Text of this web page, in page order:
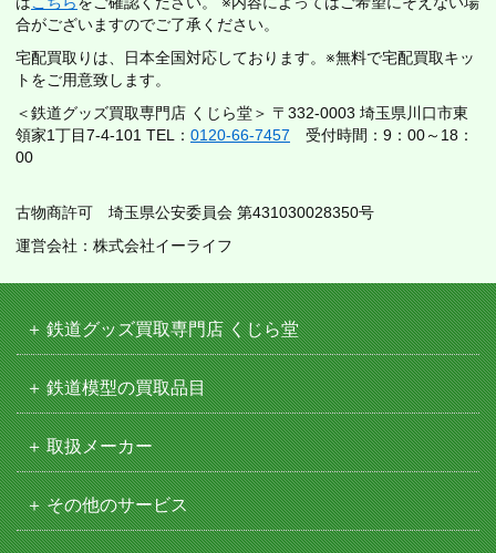
合がございますのでご了承ください。
宅配買取りは、日本全国対応しております。※無料で宅配買取キッ
トをご用意致します。
＜鉄道グッズ買取専門店 くじら堂＞ 〒332-0003 埼玉県川口市東
領家1丁目7-4-101 TEL： 0120-66-7457 受付時間：9：00～18：
00
古物商許可 埼玉県公安委員会 第431030028350号
運営会社：株式会社イーライフ
鉄道グッズ買取専門店 くじら堂
鉄道模型の買取品目
取扱メーカー
その他のサービス